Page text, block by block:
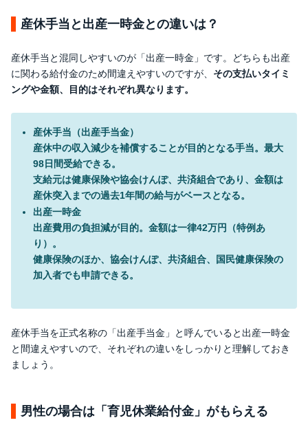
産休手当と出産一時金との違いは？
産休手当と混同しやすいのが「出産一時金」です。どちらも出産
に関わる給付金のため間違えやすいのですが、 その支払いタイミ
ングや金額、目的はそれぞれ異なります。
産休手当（出産手当金）
産休中の収入減少を補償することが目的となる手当。最大
98日間受給できる。
支給元は健康保険や協会けんぽ、共済組合であり、金額は
産休突入までの過去1年間の給与がベースとなる。
出産一時金
出産費用の負担減が目的。金額は一律42万円（特例あ
り）。
健康保険のほか、協会けんぽ、共済組合、
国民健康保険の
加入者でも申請できる。
産休手当を正式名称の「出産手当金」と呼んでいると出産一時金
と間違えやすいので、それぞれの違いをしっかりと理解しておき
ましょう。
男性の場合は「育児休業給付金」がもらえる